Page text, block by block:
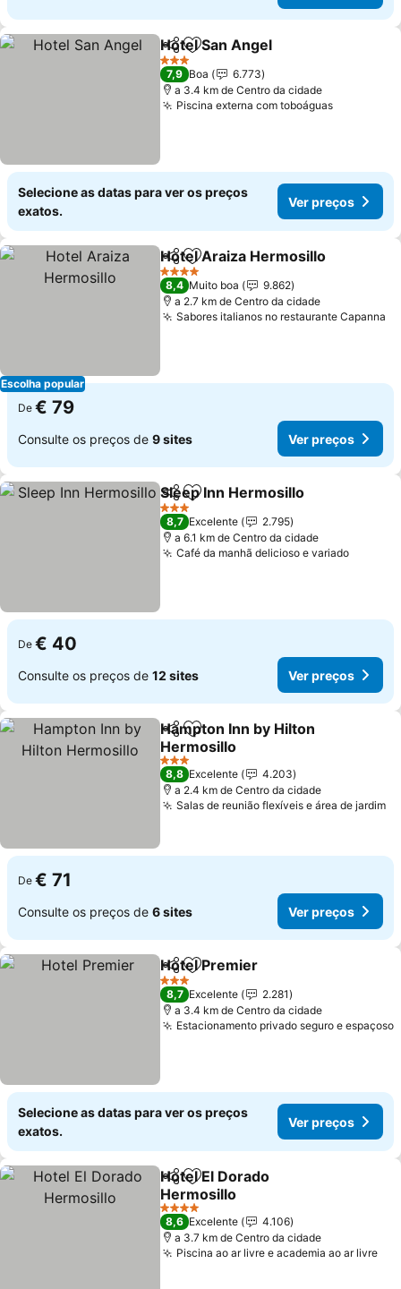
PartilharAdicionar aos favoritos
Hotel San Angel
3 Estrelas
7,9 Boa
6.773
a 3.4 km de Centro da cidade
Piscina externa com toboáguasVer
Selecione as datas para ver os preços
exatos.
Ver preços
Escolha popular
PartilharAdicionar aos favoritos
Hotel Araiza Hermosillo
4 Estrelas
8,4 Muito boa
9.862
a 2.7 km de Centro da cidade
Sabores italianos no restaurante Capanna
De € 79
Consulte os preços de 9 sites Ver preços
PartilharAdicionar aos favoritos
Sleep Inn Hermosillo
3 Estrelas
8,7 Excelente
2.795
a 6.1 km de Centro da cidade
Café da manhã delicioso e variadoVer
De € 40
Consulte os preços de 12 sites Ver preços
PartilharAdicionar aos favoritos
Hampton Inn by Hilton
Hermosillo
Ver preços
3 Estrelas
8,8 Excelente
4.203
a 2.4 km de Centro da cidade
Salas de reunião flexíveis e área de jardim
De € 71
Consulte os preços de 6 sites Ver preços
PartilharAdicionar aos favoritos
Hotel Premier
3 Estrelas
8,7 Excelente
2.281
a 3.4 km de Centro da cidade
Estacionamento privado seguro e espaçoso
Selecione as datas para ver os preços
exatos.
Ver preços
PartilharAdicionar aos favoritos
Hotel El Dorado
Hermosillo
Ver preços
4 Estrelas
8,6 Excelente
4.106
a 3.7 km de Centro da cidade
Piscina ao ar livre e academia ao ar livre